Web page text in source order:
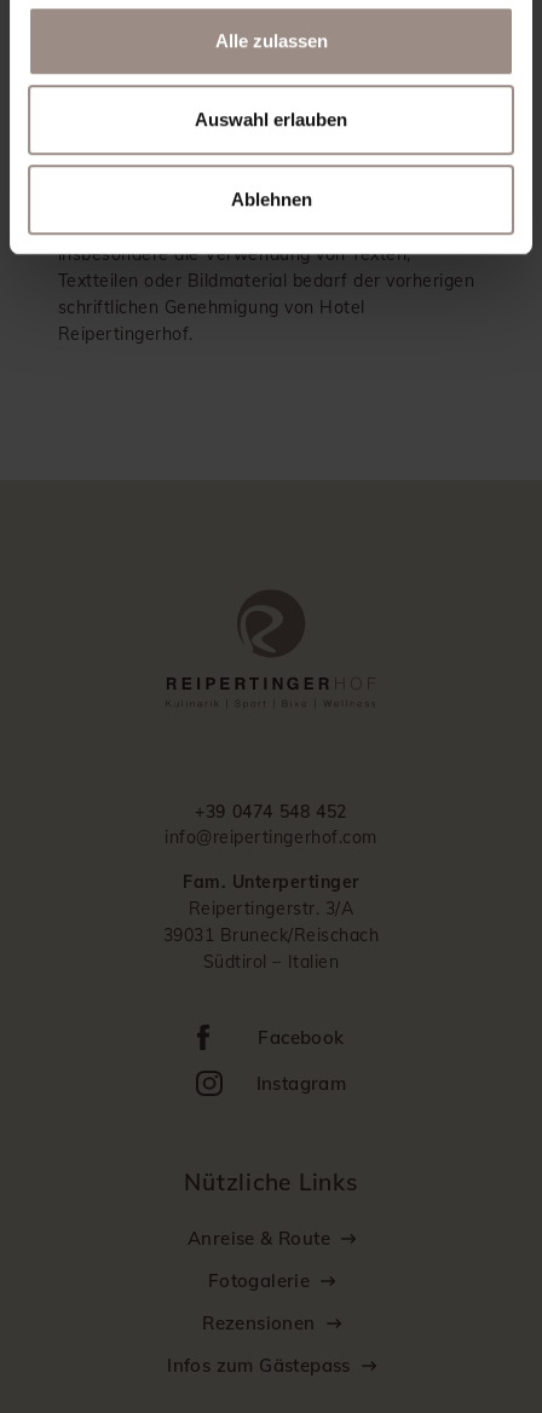
Alle zulassen
Auswahl erlauben
Ablehnen
Das Layout der Homepage, die verwendeten
Grafiken sowie die Inhalte des Internetauftritts
von Hotel Reipertingerhof sind urheberrechtlich
geschützt. Die Vervielfältigung von Informationen,
insbesondere die Verwendung von Texten,
Textteilen oder Bildmaterial bedarf der vorherigen
schriftlichen Genehmigung von Hotel
Reipertingerhof.
Facebook
Instagram
+39 0474 548 452
info@reipertingerhof.com
Fam. Unterpertinger
Reipertingerstr. 3/A
39031 Bruneck/Reischach
Südtirol – Italien
Nützliche Links
Anreise & Route
Fotogalerie
Rezensionen
Infos zum Gästepass